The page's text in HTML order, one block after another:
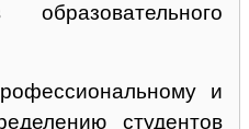
образовательного
и
студентов